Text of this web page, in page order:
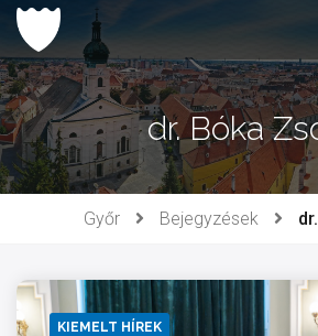
Ugrás
tartalomhoz
dr. Bóka
Győr Bejegyzések
KIEMELT HÍREK